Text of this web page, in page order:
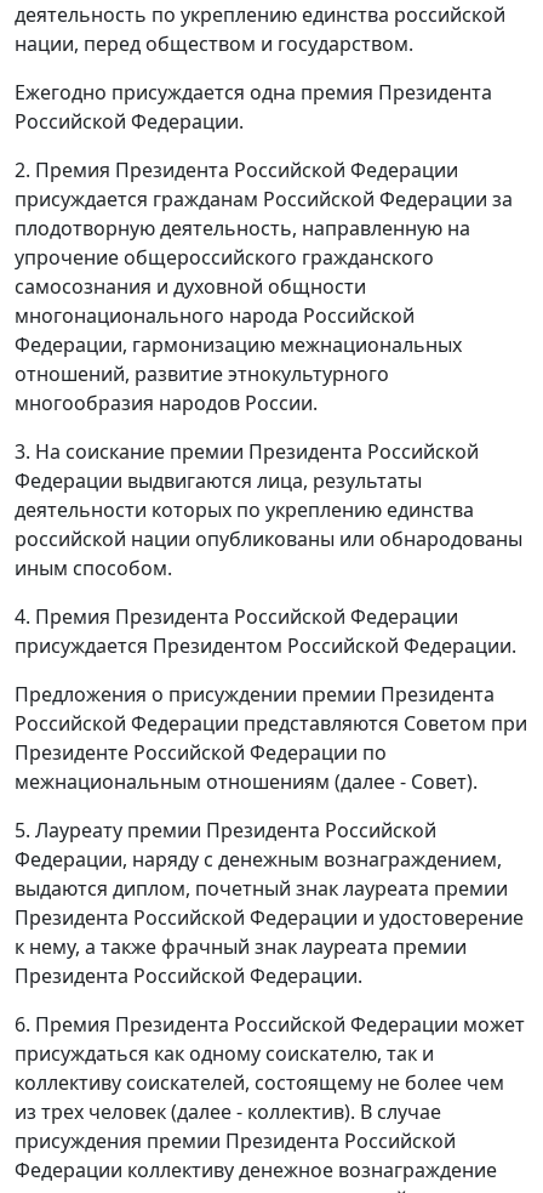
деятельность по укреплению единства российской
нации, перед обществом и государством.
Ежегодно присуждается одна премия Президента
Российской Федерации.
2. Премия Президента Российской Федерации
присуждается гражданам Российской Федерации за
плодотворную деятельность, направленную на
упрочение общероссийского гражданского
самосознания и духовной общности
многонационального народа Российской
Федерации, гармонизацию межнациональных
отношений, развитие этнокультурного
многообразия народов России.
3. На соискание премии Президента Российской
Федерации выдвигаются лица, результаты
деятельности которых по укреплению единства
российской нации опубликованы или обнародованы
иным способом.
4. Премия Президента Российской Федерации
присуждается Президентом Российской Федерации.
Предложения о присуждении премии Президента
Российской Федерации представляются Советом при
Президенте Российской Федерации по
межнациональным отношениям (далее - Совет).
5. Лауреату премии Президента Российской
Федерации, наряду с денежным вознаграждением,
выдаются диплом, почетный знак лауреата премии
Президента Российской Федерации и удостоверение
к нему, а также фрачный знак лауреата премии
Президента Российской Федерации.
6. Премия Президента Российской Федерации может
присуждаться как одному соискателю, так и
коллективу соискателей, состоящему не более чем
из трех человек (далее - коллектив). В случае
присуждения премии Президента Российской
Федерации коллективу денежное вознаграждение